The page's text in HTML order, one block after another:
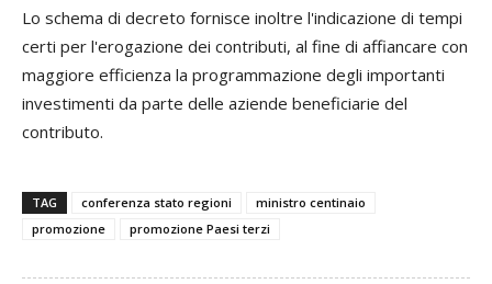
Lo schema di decreto fornisce inoltre l'indicazione di tempi
certi per l'erogazione dei contributi, al fine di affiancare con
maggiore efficienza la programmazione degli importanti
investimenti da parte delle aziende beneficiarie del
contributo.
TAG conferenza stato regioni
ministro centinaio
promozione
promozione Paesi terzi